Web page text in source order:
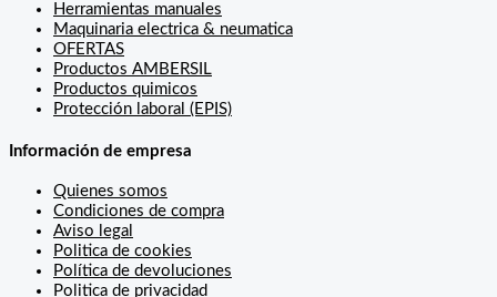
Herramientas manuales
Maquinaria electrica & neumatica
OFERTAS
Productos AMBERSIL
Productos quimicos
Protección laboral (EPIS)
Información de empresa
Quienes somos
Condiciones de compra
Aviso legal
Politica de cookies
Política de devoluciones
Politica de privacidad